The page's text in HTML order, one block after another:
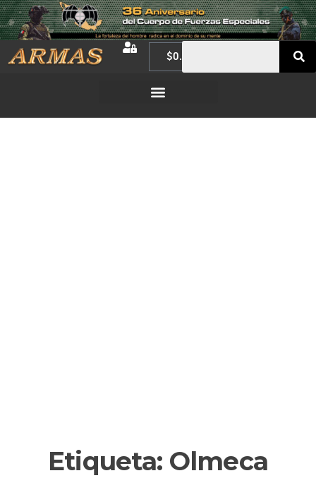
$0.00
Etiqueta: Olmeca